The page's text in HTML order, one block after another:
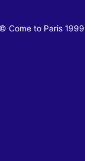
Come to Paris